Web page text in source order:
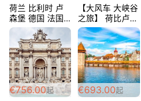
荷兰 比利时 卢
森堡 德国 法国
超爽玩遍西欧 循
环线 全程四星宾
馆 108欧/人/天
【大风车 大峡谷
之旅】 荷比卢德
法 巴黎上下 经
典五国四日游
488欧/人
€756.00起 €693.00起